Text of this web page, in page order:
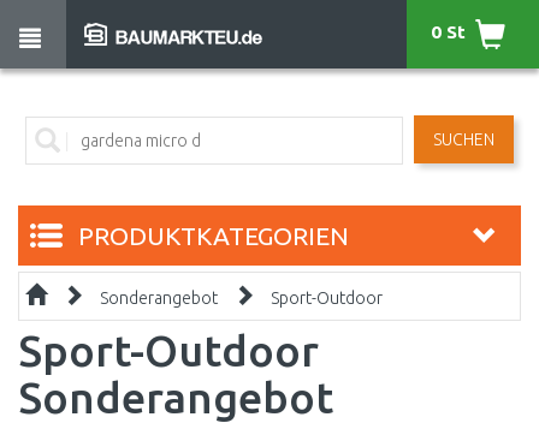
SUCHEN
0 St
PRODUKTKATEGORIEN
Sonderangebot Sport-Outdoor
Sport-Outdoor
Sonderangebot